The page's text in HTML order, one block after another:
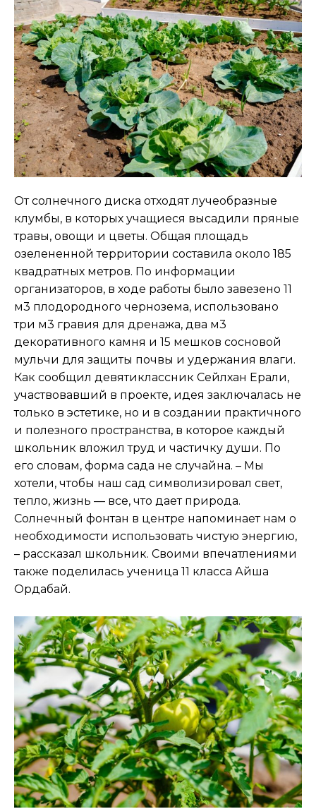
От солнечного диска отходят лучеобразные
клумбы, в которых учащиеся высадили пряные
травы, овощи и цветы. Общая площадь
озелененной территории составила около 185
квадратных метров. По информации
организаторов, в ходе работы было завезено 11
м3 плодородного чернозема, использовано
три м3 гравия для дренажа, два м3
декоративного камня и 15 мешков сосновой
мульчи для защиты почвы и удержания влаги.
Как сообщил девятиклассник Сейлхан Ерали,
участвовавший в проекте, идея заключалась не
только в эстетике, но и в создании практичного
и полезного пространства, в которое каждый
школьник вложил труд и частичку души. По
его словам, форма сада не случайна. – Мы
хотели, чтобы наш сад символизировал свет,
тепло, жизнь — все, что дает природа.
Солнечный фонтан в центре напоминает нам о
необходимости использовать чистую энергию,
– рассказал школьник. Своими впечатлениями
также поделилась ученица 11 класса Айша
Ордабай.